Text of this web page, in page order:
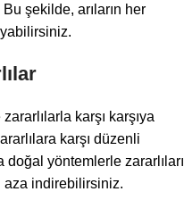
şekilde, arıların her
karşı karşıya
karşı düzenli
doğal yöntemlerle zararlıları
aza indirebilirsiniz.